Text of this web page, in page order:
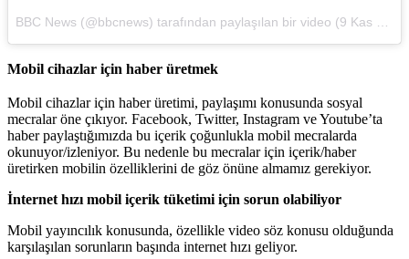
BBC News (@bbcnews) tarafından paylaşılan bir video (9 Kas 2015, 06:19 PST
Mobil cihazlar için haber üretmek
Mobil cihazlar için haber üretimi, paylaşımı konusunda sosyal
mecralar öne çıkıyor. Facebook, Twitter, Instagram ve Youtube’ta
haber paylaştığımızda bu içerik çoğunlukla mobil mecralarda
okunuyor/izleniyor. Bu nedenle bu mecralar için içerik/haber
üretirken mobilin özelliklerini de göz önüne almamız gerekiyor.
İnternet hızı mobil içerik tüketimi için sorun olabiliyor
Mobil yayıncılık konusunda, özellikle video söz konusu olduğunda
karşılaşılan sorunların başında internet hızı geliyor.